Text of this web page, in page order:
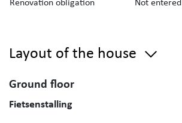
Layout of the house
Ground floor
Fietsenstalling